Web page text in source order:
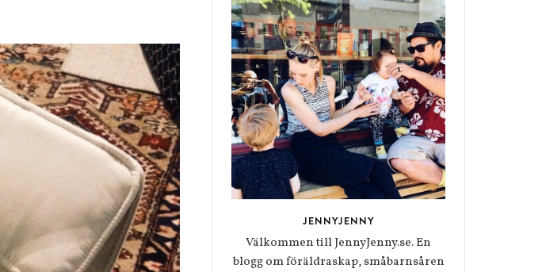
JENNYJENNY
Välkommen till JennyJenny.se. En
blogg om föräldraskap, småbarnsåren